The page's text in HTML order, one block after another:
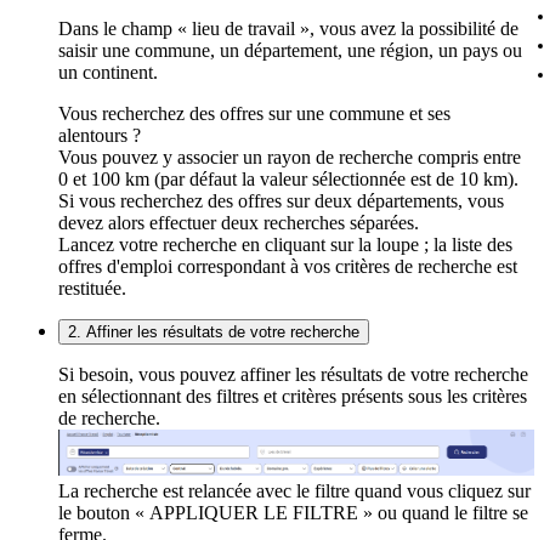
Dans le champ « lieu de travail », vous avez la possibilité de
saisir une commune, un département, une région, un pays ou
un continent.
Vous recherchez des offres sur une commune et ses
alentours ?
Vous pouvez y associer un rayon de recherche compris entre
0 et 100 km (par défaut la valeur sélectionnée est de 10 km).
Si vous recherchez des offres sur deux départements, vous
devez alors effectuer deux recherches séparées.
Lancez votre recherche en cliquant sur la loupe ; la liste des
offres d'emploi correspondant à vos critères de recherche est
restituée.
2. Affiner les résultats de votre recherche
Si besoin, vous pouvez affiner les résultats de votre recherche
en sélectionnant des filtres et critères présents sous les critères
de recherche.
La recherche est relancée avec le filtre quand vous cliquez sur
le bouton « APPLIQUER LE FILTRE » ou quand le filtre se
ferme.